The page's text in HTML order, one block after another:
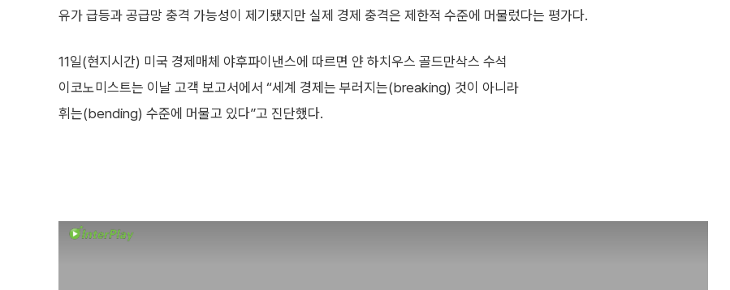
유가 급등과 공급망 충격 가능성이 제기됐지만 실제 경제 충격은 제한적 수준에 머물렀다는 평가다.
11일(현지시간) 미국 경제매체 야후파이낸스에 따르면 얀 하치우스 골드만삭스 수석
이코노미스트는 이날 고객 보고서에서 “세계 경제는 부러지는(breaking) 것이 아니라
휘는(bending) 수준에 머물고 있다”고 진단했다.